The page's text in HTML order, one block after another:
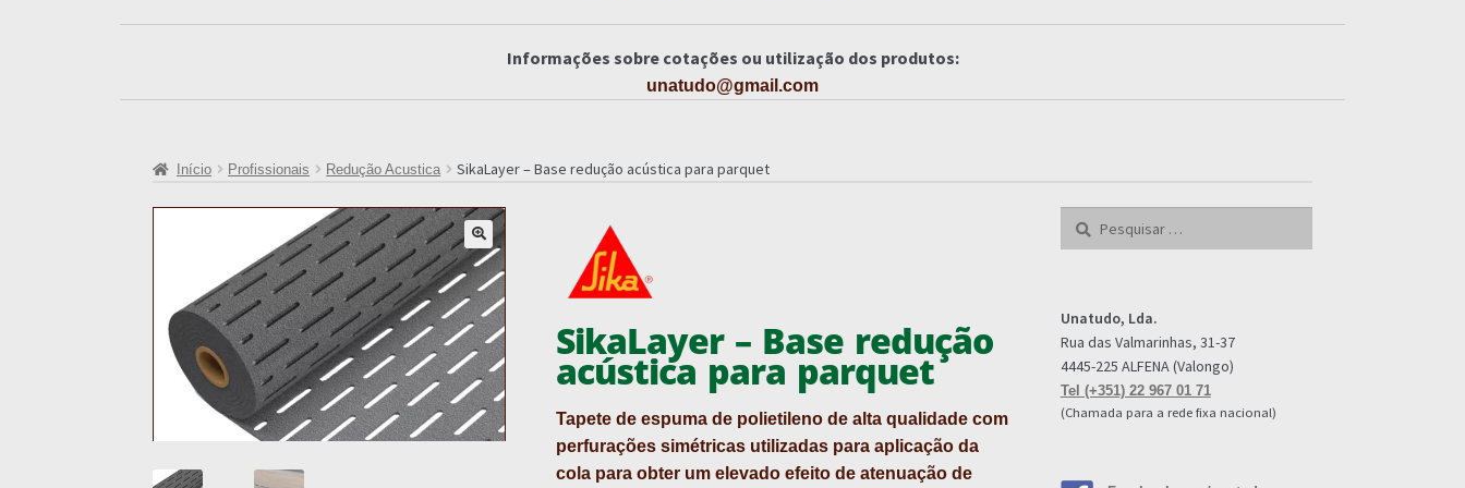
Informações sobre cotações ou utilização dos produtos:
unatudo@gmail.com
Início Profissionais Redução Acustica SikaLayer – Base redução acústica para parquet
🔍
SikaLayer – Base redução
acústica para parquet
Tapete de espuma de polietileno de alta qualidade com
perfurações simétricas utilizadas para aplicação da
cola para obter um elevado efeito de atenuação de
Pesquisar
Unatudo, Lda.
Rua das Valmarinhas, 31-37
4445-225 ALFENA (Valongo)
Tel (+351) 22 967 01 71
(Chamada para a rede fixa nacional)